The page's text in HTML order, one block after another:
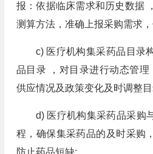
报：依据临床需求和历史数据
测算方法，准确上报采购需求
c) 医疗机构集采药品目录
品目录 ，对目录进行动态管
供应情况及政策变化及时调整
d) 医疗机构集采药品采购
程，确保集采药品的及时采购
防止药品短缺;